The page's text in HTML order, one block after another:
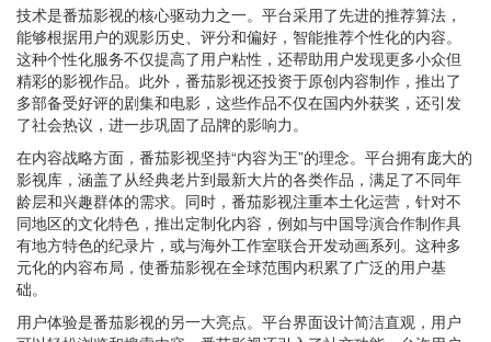
技术是番茄影视的核心驱动力之一。平台采用了先进的推荐算法，
能够根据用户的观影历史、评分和偏好，智能推荐个性化的内容。
这种个性化服务不仅提高了用户粘性，还帮助用户发现更多小众但
精彩的影视作品。此外，番茄影视还投资于原创内容制作，推出了
多部备受好评的剧集和电影，这些作品不仅在国内外获奖，还引发
了社会热议，进一步巩固了品牌的影响力。
在内容战略方面，番茄影视坚持“内容为王”的理念。平台拥有庞大的
影视库，涵盖了从经典老片到最新大片的各类作品，满足了不同年
龄层和兴趣群体的需求。同时，番茄影视注重本土化运营，针对不
同地区的文化特色，推出定制化内容，例如与中国导演合作制作具
有地方特色的纪录片，或与海外工作室联合开发动画系列。这种多
元化的内容布局，使番茄影视在全球范围内积累了广泛的用户基
础。
用户体验是番茄影视的另一大亮点。平台界面设计简洁直观，用户